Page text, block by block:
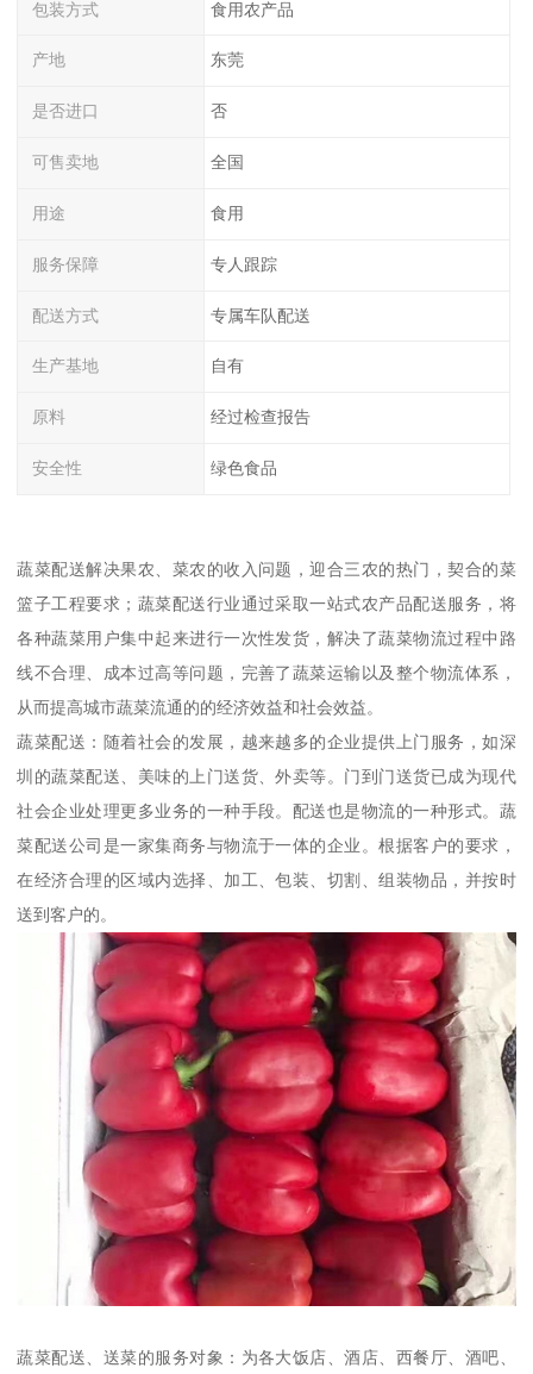
包装方式 食用农产品
产地 东莞
是否进口 否
可售卖地 全国
用途 食用
服务保障 专人跟踪
配送方式 专属车队配送
生产基地 自有
原料 经过检查报告
安全性 绿色食品
蔬菜配送解决果农、菜农的收入问题，迎合三农的热门，契合的菜
篮子工程要求；蔬菜配送行业通过采取一站式农产品配送服务，将
各种蔬菜用户集中起来进行一次性发货，解决了蔬菜物流过程中路
线不合理、成本过高等问题，完善了蔬菜运输以及整个物流体系，
从而提高城市蔬菜流通的的经济效益和社会效益。
蔬菜配送：随着社会的发展，越来越多的企业提供上门服务，如深
圳的蔬菜配送、美味的上门送货、外卖等。门到门送货已成为现代
社会企业处理更多业务的一种手段。配送也是物流的一种形式。蔬
菜配送公司是一家集商务与物流于一体的企业。根据客户的要求，
在经济合理的区域内选择、加工、包装、切割、组装物品，并按时
送到客户的。
蔬菜配送、送菜的服务对象：为各大饭店、酒店、西餐厅、酒吧、